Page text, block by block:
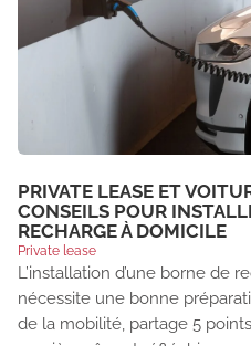
PRIVATE LEASE ET
CONSEILS POUR
RECHARGE À DOMICILE
Private lease
L’installation d’une borne de
nécessite une bonne
de la mobilité, partage 5